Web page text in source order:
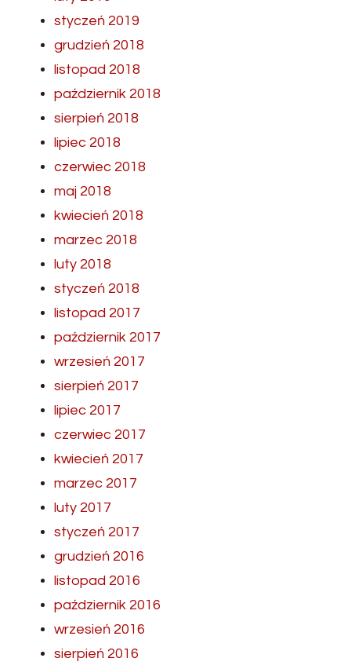
styczeń 2019
grudzień 2018
listopad 2018
październik 2018
sierpień 2018
lipiec 2018
czerwiec 2018
maj 2018
kwiecień 2018
marzec 2018
luty 2018
styczeń 2018
listopad 2017
październik 2017
wrzesień 2017
sierpień 2017
lipiec 2017
czerwiec 2017
kwiecień 2017
marzec 2017
luty 2017
styczeń 2017
grudzień 2016
listopad 2016
październik 2016
wrzesień 2016
sierpień 2016